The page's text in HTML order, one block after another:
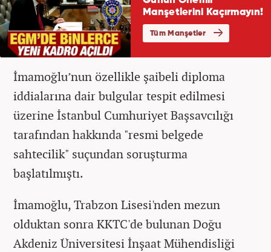
İmamoğlu’nun özellikle şaibeli diploma
iddialarına dair bulgular tespit edilmesi
üzerine İstanbul Cumhuriyet Başsavcılığı
tarafından hakkında "resmi belgede
sahtecilik" suçundan soruşturma
başlatılmıştı.
İmamoğlu, Trabzon Lisesi'nden mezun
olduktan sonra KKTC'de bulunan Doğu
Akdeniz Üniversitesi İnşaat Mühendisliği